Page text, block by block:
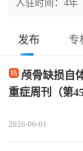
入驻时间：4年
发布 专
颅骨缺损自
重症周刊（第
2026-06-01